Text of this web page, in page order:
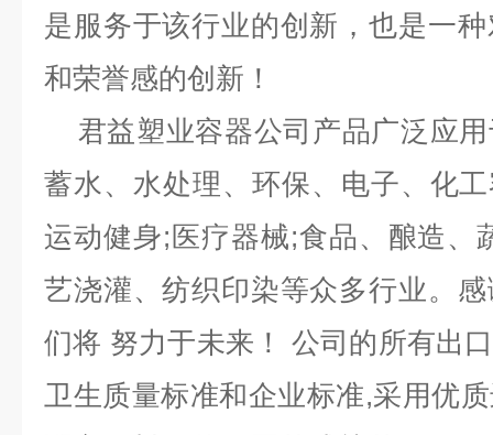
是服务于该行业的创新，也是一
和荣誉感的创新！
君益塑业容器公司产品广泛应
蓄水、水处理、环保、电子、化
运动健身;医疗器械;食品、酿造、
艺浇灌、纺织印染等众多行业。
们将 努力于未来！ 公司的所有出
卫生质量标准和企业标准,采用优